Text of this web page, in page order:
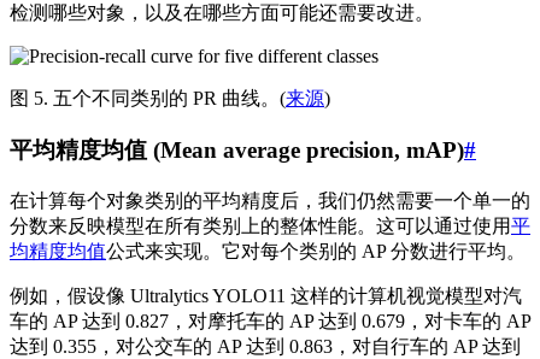
检测哪些对象，以及在哪些方面可能还需要改进。
图 5. 五个不同类别的 PR 曲线。(来源)
平均精度均值 (Mean average precision, mAP)#
在计算每个对象类别的平均精度后，我们仍然需要一个单一的
分数来反映模型在所有类别上的整体性能。这可以通过使用平
均精度均值公式来实现。它对每个类别的 AP 分数进行平均。
例如，假设像 Ultralytics YOLO11 这样的计算机视觉模型对汽
车的 AP 达到 0.827，对摩托车的 AP 达到 0.679，对卡车的 AP
达到 0.355，对公交车的 AP 达到 0.863，对自行车的 AP 达到